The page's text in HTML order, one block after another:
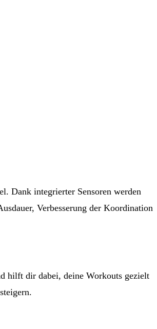
Dank integrierter Sensoren werden
Verbesserung der Koordination
hilft dir dabei, deine Workouts gezielt